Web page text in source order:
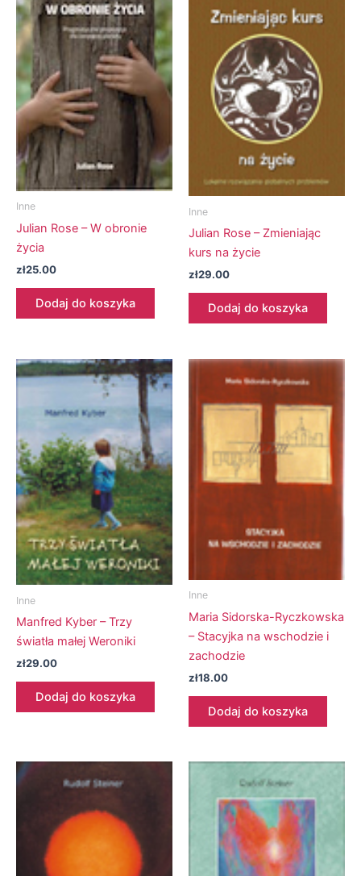
Inne
Julian Rose – W obronie
życia
zł25.00
Dodaj do koszyka
Inne
Julian Rose – Zmieniając
kurs na życie
zł29.00
Dodaj do koszyka
Inne
Manfred Kyber – Trzy
światła małej Weroniki
zł29.00
Dodaj do koszyka
Inne
Maria Sidorska-Ryczkowska
– Stacyjka na wschodzie i
zachodzie
zł18.00
Dodaj do koszyka